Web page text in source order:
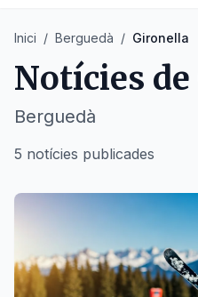
Inici / Berguedà / Gironella
Notícies de
Berguedà
5 notícies publicades